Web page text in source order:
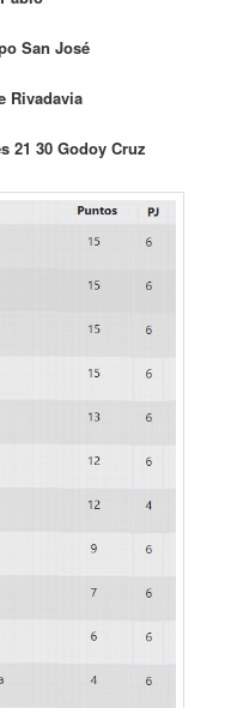
San José
Rivadavia
21 30 Godoy Cruz